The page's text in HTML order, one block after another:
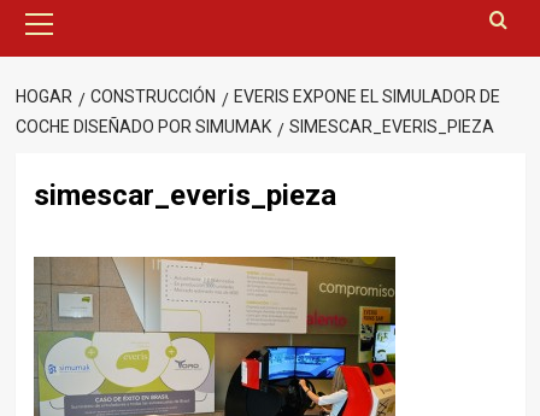
principal
HOGAR CONSTRUCCIÓN
EVERIS EXPONE EL SIMULADOR DE
COCHE DISEÑADO POR SIMUMAK
SIMESCAR_EVERIS_PIEZA
simescar_everis_pieza